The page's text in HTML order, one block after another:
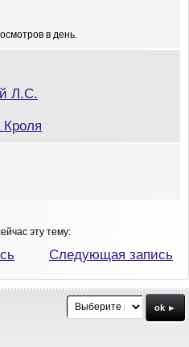
в день.
Л.С.
эту тему:
Следующая запись
ok ►